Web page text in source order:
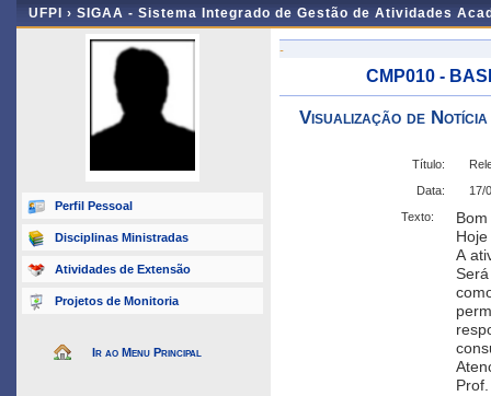
UFPI › SIGAA - Sistema Integrado de Gestão de Atividades
Perfil Pessoal
Disciplinas Ministradas
Atividades de Extensão
Projetos de Monitoria
Ir ao Menu Principal
-
CMP010 -
Visualização de Notícia
Título:
Data:
17/
Texto:
A